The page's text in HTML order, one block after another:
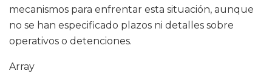
mecanismos para enfrentar esta situación, aunque
no se han especificado plazos ni detalles sobre
operativos o detenciones.
Array